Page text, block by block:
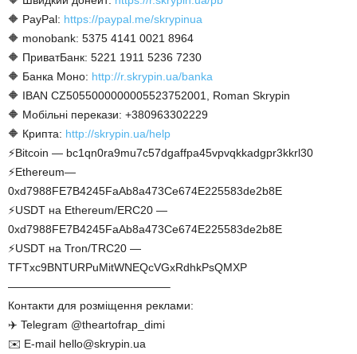
🔶 PayPal: https://paypal.me/skrypinua
🔶 monobank: 5375 4141 0021 8964
🔶 ПриватБанк: 5221 1911 5236 7230
🔶 Банка Моно: http://r.skrypin.ua/banka
🔶 IBAN CZ5055000000005523752001, Roman Skrypin
🔶 Мобільні перекази: +380963302229
🔶 Крипта: http://skrypin.ua/help
⚡Bitcoin — bc1qn0ra9mu7c57dgaffpa45vpvqkkadgpr3kkrl30
⚡Ethereum—
0xd7988FE7B4245FaAb8a473Ce674E225583de2b8E
⚡USDT на Ethereum/ERC20 —
0xd7988FE7B4245FaAb8a473Ce674E225583de2b8E
⚡USDT на Tron/TRC20 —
TFTxc9BNTURPuMitWNEQcVGxRdhkPsQMXP
——————————————–
Контакти для розміщення реклами:
✈️ Telegram @theartofrap_dimi
✉️ E-mail hello@skrypin.ua